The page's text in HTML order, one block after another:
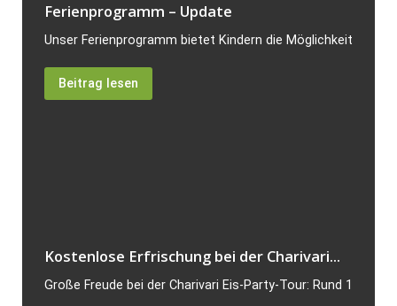
Ferienprogramm – Update
Unser Ferienprogramm bietet Kindern die Möglichkeit,
Beitrag lesen
Kostenlose Erfrischung bei der Charivari...
Große Freude bei der Charivari Eis-Party-Tour: Rund 120